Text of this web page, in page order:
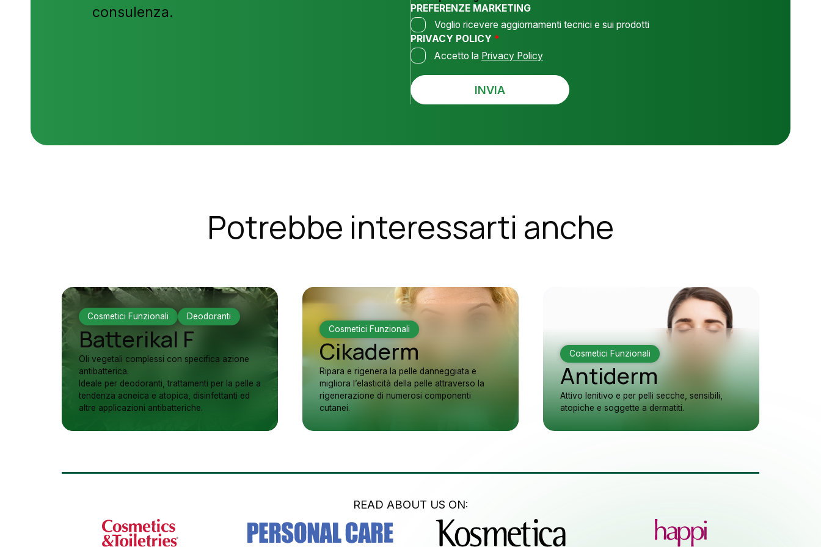
consulenza.
À
O
N
O
P
O
L
C
Y
G
I
O
*
PREFERENZE MARKETING
Voglio ricevere aggiornamenti tecnici e sui prodotti
PRIVACY POLICY *
Accetto la Privacy Policy
INVIA
Potrebbe interessarti anche
Cosmetici Funzionali Deodoranti
Batterikal F
Oli vegetali complessi con specifica azione
antibatterica.
Ideale per deodoranti, trattamenti per la pelle a
tendenza acneica e atopica, disinfettanti ed
altre applicazioni antibatteriche.
Cosmetici Funzionali
Cikaderm
Ripara e rigenera la pelle danneggiata e
migliora l’elasticità della pelle attraverso la
rigenerazione di numerosi componenti
cutanei.
Cosmetici Funzionali
Antiderm
Attivo lenitivo e per pelli secche, sensibili,
atopiche e soggette a dermatiti.
READ ABOUT US ON: